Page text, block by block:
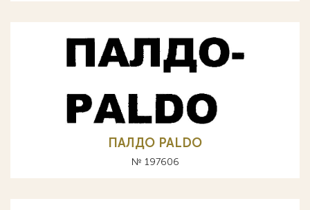
ПАЛДО PALDO
№ 197606